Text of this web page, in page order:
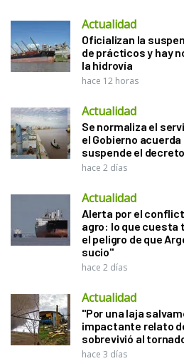
Actualidad
Oficializan la
de prácticos y hay
la hidrovía
hace 12 horas
Actualidad
Se normaliza el
el Gobierno
suspende el
hace 2 días
Actualidad
Alerta por el
agro: lo que cuesta
el peligro de que
sucio"
hace 2 días
Actualidad
"Por una laja
impactante relato
sobrevivió al
hace 3 días